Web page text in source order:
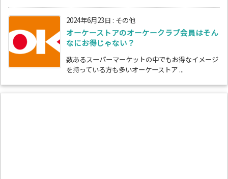
2024年6月23日 : その他
オーケーストアのオーケークラブ会員はそん
なにお得じゃない？
数あるスーパーマーケットの中でもお得なイメージ
を持っている方も多いオーケーストア ...